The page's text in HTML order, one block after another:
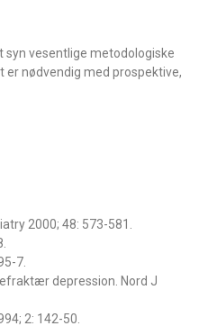
syn vesentlige metodologiske
er nødvendig med prospektive,
2000; 48: 573-581.
7.
depression. Nord J
2: 142-50.